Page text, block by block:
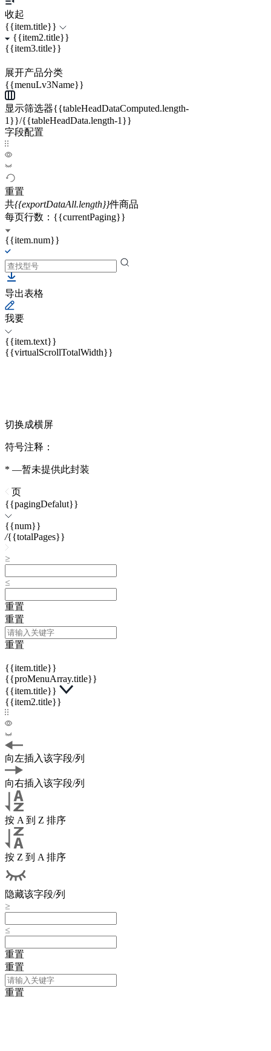
收起
{{item.title}}
{{item2.title}}
{{item3.title}}
展开产品分类
{{menuLv3Name}}
显示筛选器{{tableHeadDataComputed.length-
1}}/{{tableHeadData.length-1}}
字段配置
重置
共{{exportDataAll.length}}件商品
每页行数：{{currentPaging}}
{{item.num}}
导出表格
我要
{{item.text}}
{{virtualScrollTotalWidth}}
切换成横屏
符号注释：
* —暂未提供此封装
页
{{pagingDefalut}}
{{num}}
/{{totalPages}}
重置
重置
重置
{{item.title}}
{{proMenuArray.title}}
{{item.title}}
{{item2.title}}
向左插入该字段/列
向右插入该字段/列
按 A 到 Z 排序
按 Z 到 A 排序
隐藏该字段/列
重置
重置
重置